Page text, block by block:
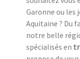
Garonne ou les
Aquitaine ? Du
notre belle
spécialisés en